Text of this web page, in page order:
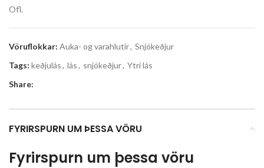
Ofl.
Vöruflokkar: Auka- og varahlutir, Snjókeðjur
Tags: keðjulás, lás, snjókeðjur, Ytri lás
Share:
FYRIRSPURN UM ÞESSA VÖRU
Fyrirspurn um þessa vöru